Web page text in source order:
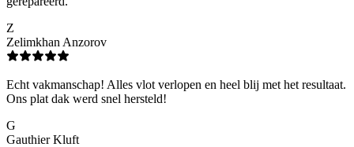
Z
Zelimkhan Anzorov
Echt vakmanschap! Alles vlot verlopen en heel blij met het resultaat.
Ons plat dak werd snel hersteld!
G
Gauthier Kluft